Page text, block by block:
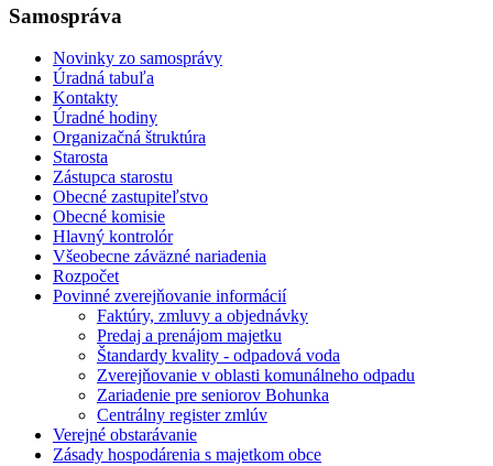
Samospráva
Novinky zo samosprávy
Úradná tabuľa
Kontakty
Úradné hodiny
Organizačná štruktúra
Starosta
Zástupca starostu
Obecné zastupiteľstvo
Obecné komisie
Hlavný kontrolór
Všeobecne záväzné nariadenia
Rozpočet
Povinné zverejňovanie informácií
Faktúry, zmluvy a objednávky
Predaj a prenájom majetku
Štandardy kvality - odpadová voda
Zverejňovanie v oblasti komunálneho odpadu
Zariadenie pre seniorov Bohunka
Centrálny register zmlúv
Verejné obstarávanie
Zásady hospodárenia s majetkom obce